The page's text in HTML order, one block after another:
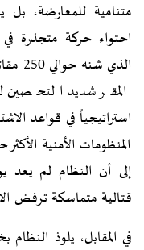
متنامية للمعارضة، بل
احتواء حركة متجذرة
المقر شديد التحصين
استراتيجياً في قواعد
المنظومات الأمنية
إلى أن النظام لم يعد
قتالية متماسكة ترفض
في المقابل، يلوذ النظام